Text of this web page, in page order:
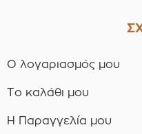
Ο λογαριασμός μου
Το καλάθι μου
Η Παραγγελία μου